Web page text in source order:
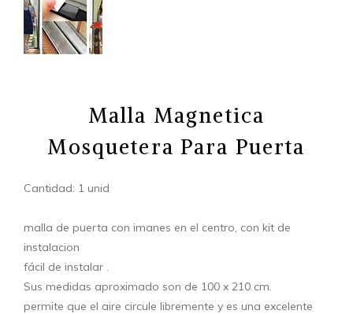
Malla Magnetica
Mosquetera Para Puerta
Cantidad: 1 unid
malla de puerta con imanes en el centro, con kit de
instalacion
fácil de instalar .
Sus medidas aproximado son de 100 x 210 cm.
permite que el aire circule libremente y es una excelente